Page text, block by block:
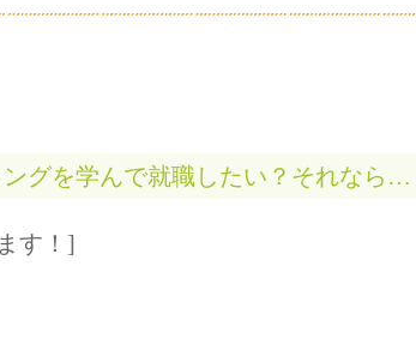
グを学んで就職したい？それなら…
す！]